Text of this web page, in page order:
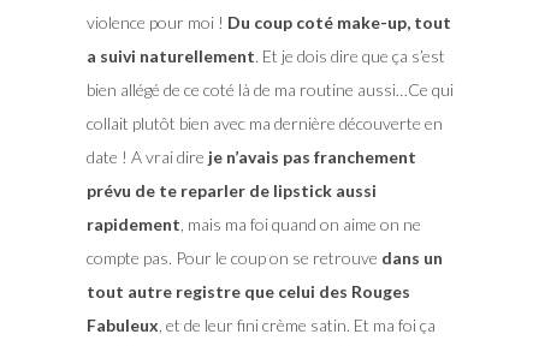
violence pour moi ! Du coup coté make-up, tout
a suivi naturellement. Et je dois dire que ça s’est
bien allégé de ce coté là de ma routine aussi…Ce qui
collait plutôt bien avec ma dernière découverte en
date ! A vrai dire je n’avais pas franchement
prévu de te reparler de lipstick aussi
rapidement , mais ma foi quand on aime on ne
compte pas. Pour le coup on se retrouve dans un
tout autre registre que celui des Rouges
Fabuleux , et de leur fini crème satin. Et ma foi ça